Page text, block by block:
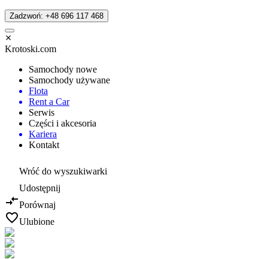
Zadzwoń: +48 696 117 468
Krotoski.com
Samochody nowe
Samochody używane
Flota
Rent a Car
Serwis
Części i akcesoria
Kariera
Kontakt
Wróć do wyszukiwarki
Udostępnij
Porównaj
Ulubione